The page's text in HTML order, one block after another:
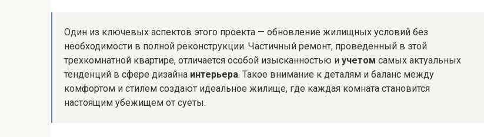
Один из ключевых аспектов этого проекта — обновление жилищных условий без
необходимости в полной реконструкции. Частичный ремонт, проведенный в этой
трехкомнатной квартире, отличается особой изысканностью и учетом самых актуальных
тенденций в сфере дизайна интерьера. Такое внимание к деталям и баланс между
комфортом и стилем создают идеальное жилище, где каждая комната становится
настоящим убежищем от суеты.